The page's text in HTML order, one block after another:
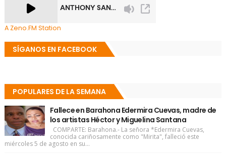
A Zeno.FM Station
SÍGANOS EN FACEBOOK
POPULARES DE LA SEMANA
Fallece en Barahona Edermira Cuevas, madre de
los artistas Héctor y Miguelina Santana
COMPARTE: Barahona.- La señora *Edermira Cuevas,
conocida cariñosamente como "Mirita", falleció este
miércoles 5 de agosto en su...